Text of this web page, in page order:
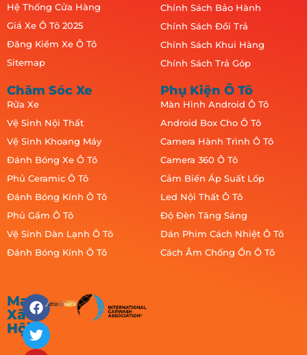
Hệ Thống Cửa Hàng
Giá Xe Ô Tô 2025
Đăng Kiểm Xe Ô Tô
Sitemap
Chính Sách Bảo Hành
Chính Sách Đổi Trả
Chính Sách Khui Hàng
Chính Sách Trả Góp
Chăm Sóc Xe
Rửa Xe
Vệ Sinh Nội Thất
Vệ Sinh Khoang Máy
Đánh Bóng Xe Ô Tô
Phủ Ceramic Ô Tô
Đánh Bóng Kính Ô Tô
Phủ Gầm Ô Tô
Vệ Sinh Dàn Lạnh Ô Tô
Đánh Bóng Kính Ô Tô
Phụ Kiện Ô Tô
Màn Hình Android Ô Tô
Android Box Cho Ô Tô
Camera Hành Trình Ô Tô
Camera 360 Ô Tô
Cảm Biến Áp Suất Lốp
Led Nội Thất Ô Tô
Độ Đèn Tăng Sáng
Dán Phim Cách Nhiệt Ô Tô
Cách Âm Chống Ồn Ô Tô
Mạng
Xã
Hội